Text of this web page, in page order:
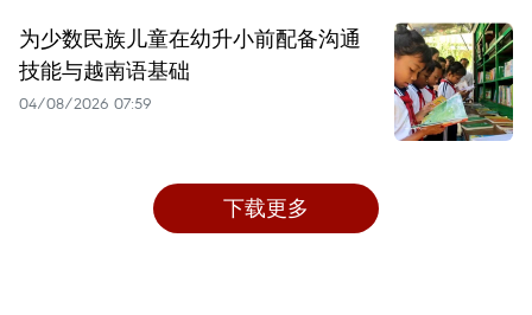
为少数民族儿童在幼升小前配备沟通
技能与越南语基础
04/08/2026 07:59
下载更多